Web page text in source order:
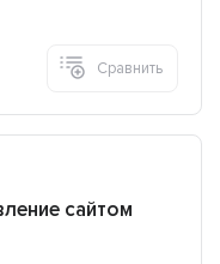
Сравнить
сайтом